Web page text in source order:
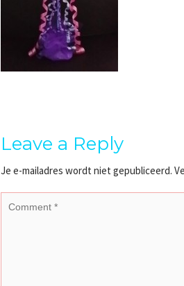
Leave a Reply
Je e-mailadres wordt niet gepubliceerd.